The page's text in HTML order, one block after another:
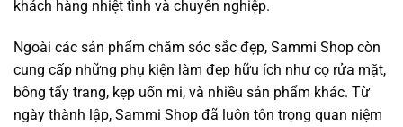
khách hàng nhiệt tình và chuyên nghiệp.
Ngoài các sản phẩm chăm sóc sắc đẹp, Sammi Shop còn
cung cấp những phụ kiện làm đẹp hữu ích như cọ rửa mặt,
bông tẩy trang, kẹp uốn mi, và nhiều sản phẩm khác. Từ
ngày thành lập, Sammi Shop đã luôn tôn trọng quan niệm